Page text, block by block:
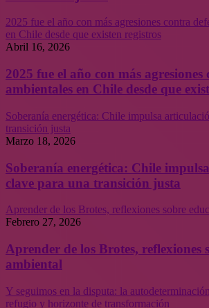
2025 fue el año con más agresiones contra
en Chile desde que existen registros
Abril 16, 2026
2025 fue el año con más agresiones
ambientales en Chile desde que
Soberanía energética: Chile impulsa
transición justa
Marzo 18, 2026
Soberanía energética: Chile
clave para una transición justa
Aprender de los Brotes, reflexiones sobre
Febrero 27, 2026
Aprender de los Brotes, reflexiones
ambiental
Y seguimos en la disputa: la
refugio y horizonte de transformación